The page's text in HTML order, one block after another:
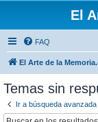
El
FAQ
El Arte de la
Temas sin
Ir a búsqueda avanzada